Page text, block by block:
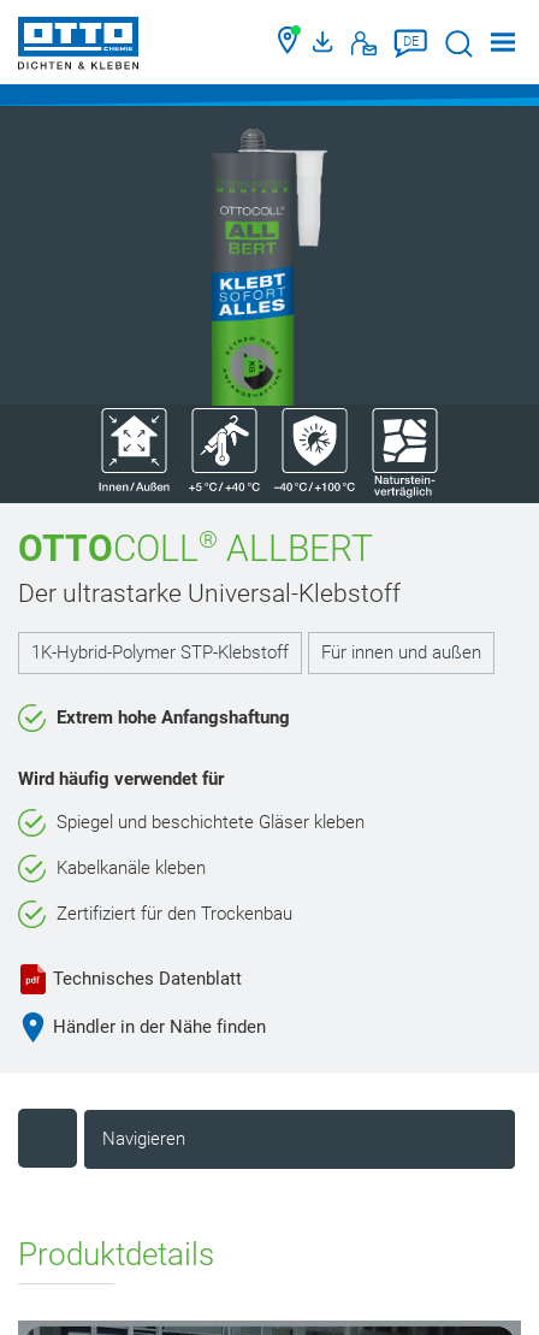
DE Suche
OTTOCOLL® ALLBERT
Der ultrastarke Universal-Klebstoff
1K-Hybrid-Polymer STP-Klebstoff Für innen und außen
Extrem hohe Anfangshaftung
Wird häufig verwendet für
Spiegel und beschichtete Gläser kleben
Kabelkanäle kleben
Zertifiziert für den Trockenbau
Technisches Datenblatt
Händler in der Nähe finden
Navigieren
Produktdetails